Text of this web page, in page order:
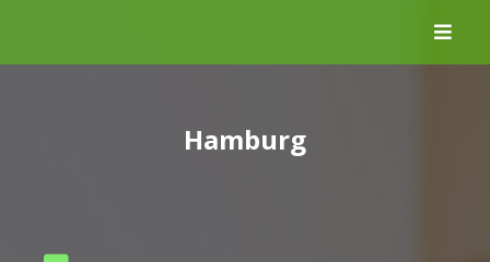
Hamburg